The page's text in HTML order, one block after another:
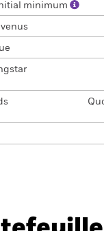
minimum